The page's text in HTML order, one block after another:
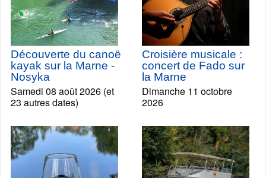
Découverte du canoë
kayak sur la Marne -
Nosyka
Samedi 08 août 2026 (et
23 autres dates)
Croisière musicale :
concert de Fado sur
la Marne
Dimanche 11 octobre
2026